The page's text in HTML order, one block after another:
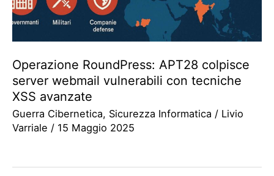
Operazione RoundPress: APT28 colpisce
server webmail vulnerabili con tecniche
XSS avanzate
Guerra Cibernetica, Sicurezza Informatica / Livio
Varriale / 15 Maggio 2025